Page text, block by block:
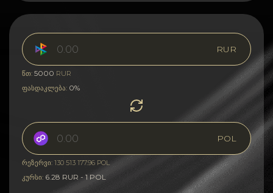
RUR
წთ: 5000 RUR
ფასდაკლება: 0%
POL
რეზერვი: 130 513 177.96 POL
კურსი: 6.28 RUR - 1 POL